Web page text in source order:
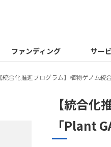
ファンディング サー
【統合化推進プログラム】植物ゲノム統
【統合
「Plant